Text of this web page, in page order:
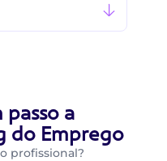
passo a
do Emprego
profissional?